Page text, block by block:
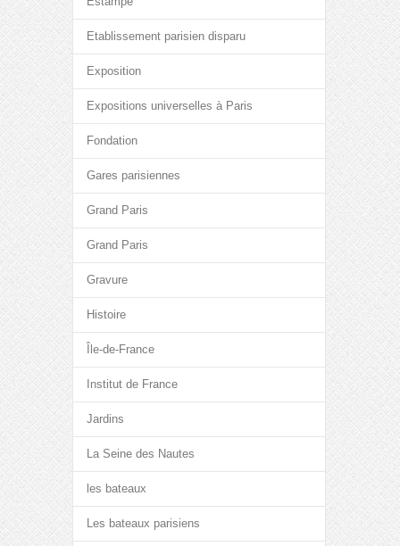
Etablissement parisien disparu
Exposition
Expositions universelles à Paris
Fondation
Gares parisiennes
Grand Paris
Grand Paris
Gravure
Histoire
Île-de-France
Institut de France
Jardins
La Seine des Nautes
les bateaux
Les bateaux parisiens